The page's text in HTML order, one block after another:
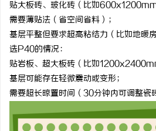
贴大板砖、玻化砖（比如
需要薄贴法（省空间省料）；
基层平整但要求超高粘结力（比如地暖房
选P40的情况：
贴岩板、超大板砖（比如
基层可能存在轻微震动或变形；
需要超长晾置时间（ 30分钟内可调整瓷